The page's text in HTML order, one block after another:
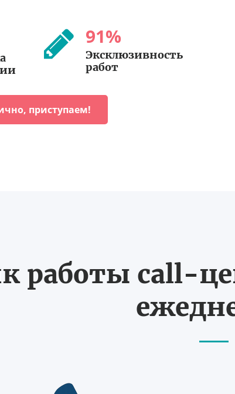
91%
Эксклюзивность
работ
приступаем!
работы call-